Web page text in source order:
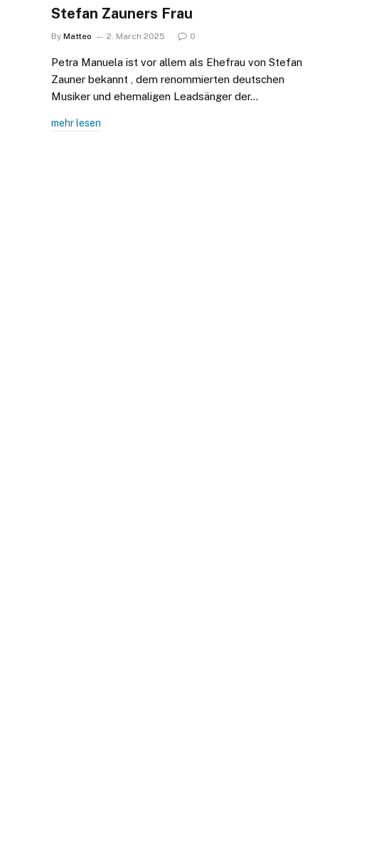
Stefan Zauners Frau
By Matteo 2. March 2025 0
Petra Manuela ist vor allem als Ehefrau von Stefan
Zauner bekannt , dem renommierten deutschen
Musiker und ehemaligen Leadsänger der…
mehr lesen